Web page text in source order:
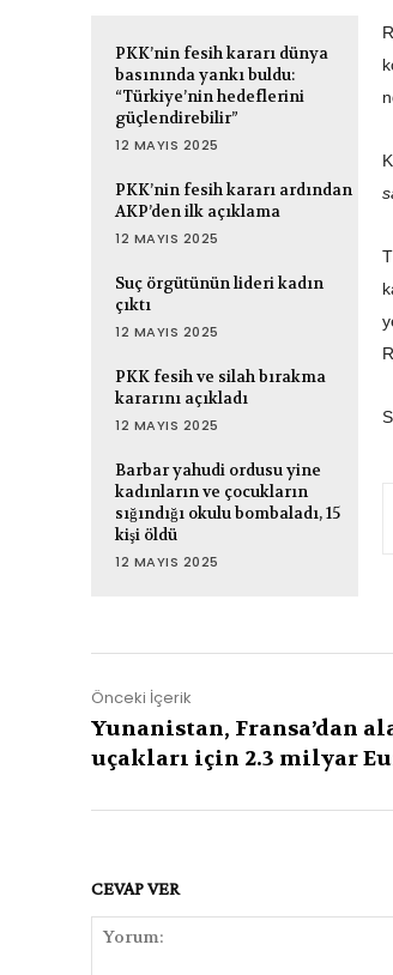
PKK’nin fesih kararı dünya
basınında yankı buldu:
“Türkiye’nin hedeflerini
güçlendirebilir”
12 MAYIS 2025
PKK’nin fesih kararı ardından
AKP’den ilk açıklama
12 MAYIS 2025
Suç örgütünün lideri kadın
çıktı
12 MAYIS 2025
PKK fesih ve silah bırakma
kararını açıkladı
12 MAYIS 2025
Barbar yahudi ordusu yine
kadınların ve çocukların
sığındığı okulu bombaladı, 15
kişi öldü
12 MAYIS 2025
Önceki İçerik
Yunanistan, Fransa’dan
uçakları için 2.3 milyar
CEVAP VER